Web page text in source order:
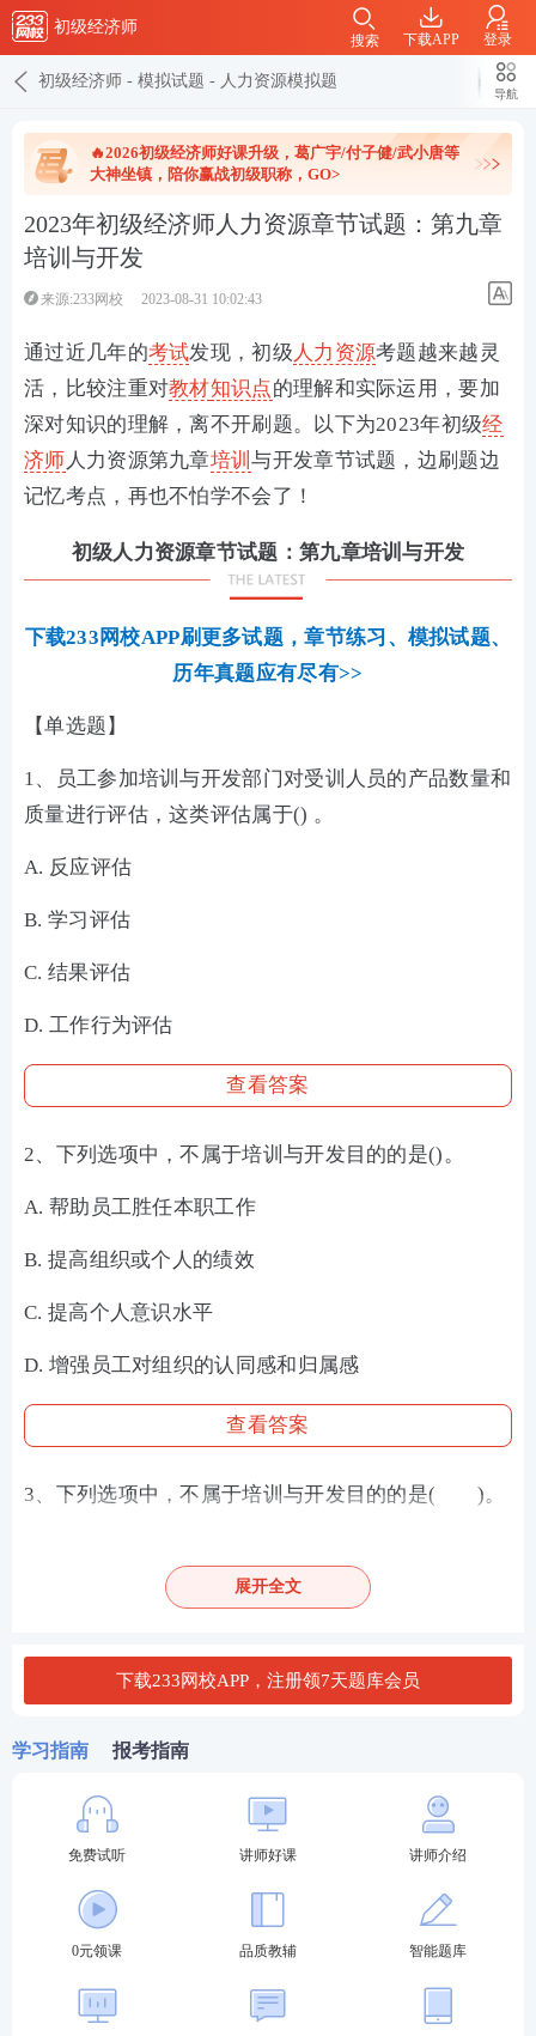
初级经济师
下载APP 登录
搜索
初级经济师 - 模拟试题 - 人力资源模拟题
导航
🔥2026初级经济师好课升级，葛广宇/付子健/武小唐等
大神坐镇，陪你赢战初级职称，GO>
2023年初级经济师人力资源章节试题：第九章
培训与开发
来源:233网校 2023-08-31 10:02:43
通过近几年的考试发现，初级 人力资源考题越来越灵
活，比较注重对教材知识点的理解和实际运用，要加
深对知识的理解，离不开刷题。以下为2023年初级经
济师 人力资源第九章培训与开发章节试题，边刷题边
记忆考点，再也不怕学不会了！
初级人力资源章节试题： 第九章培训与开发
下载233网校APP刷更多试题，章节练习、模拟试题、
历年真题应有尽有>>
【单选题 】
1、员工参加培训与开发部门对受训人员的产品数量和
质量进行评估，这类评估属于() 。
A. 反应评估
B. 学习评估
C. 结果评估
D. 工作行为评估
查看答案
2、下列选项中，不属于培训与开发目的的是()。
A. 帮助员工胜任本职工作
B. 提高组织或个人的绩效
C. 提高个人意识水平
D. 增强员工对组织的认同感和归属感
查看答案
3、下列选项中，不属于培训与开发目的的是( )。
B. 提高组织或个人的绩效
C. 提高个人意识水平
D. 增强员工对组织的认同感和归属感
以上就是2023年初级经济师人力资源第九章培训与开
发章节试题，更多试题可以进入
233网校初级经济师
考试题库 练习。
展开全文
下载233网校APP，注册领7天题库会员
学习指南 报考指南
免费试听 讲师好课 讲师介绍
0元领课 品质教辅 智能题库